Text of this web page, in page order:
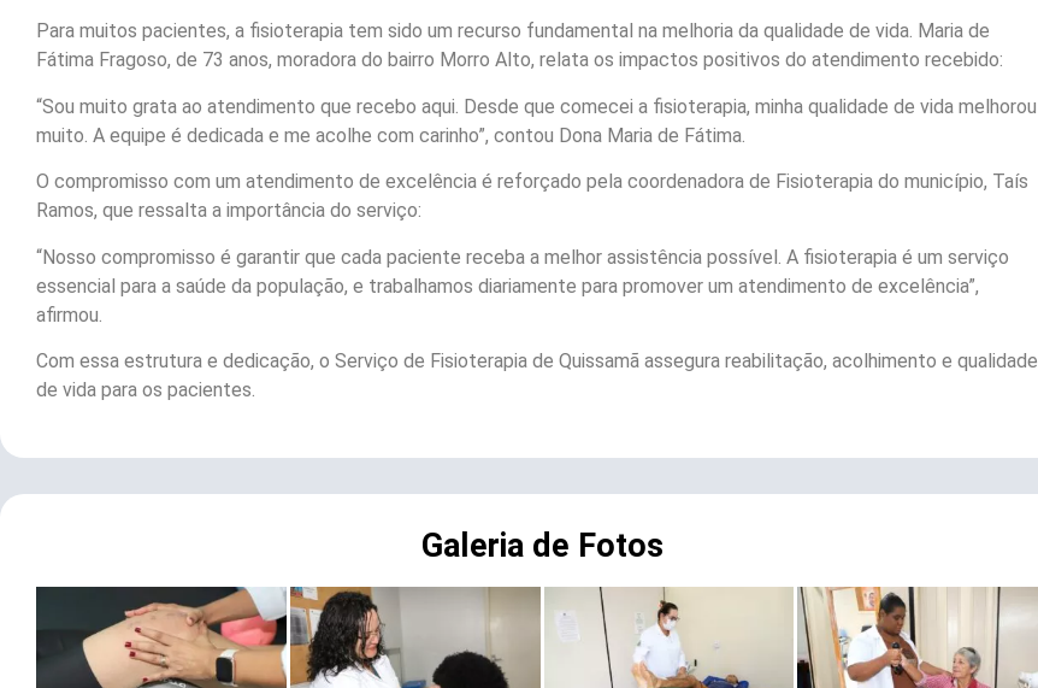
Para muitos pacientes, a fisioterapia tem sido um recurso fundamental na melhoria da qualidade de vida. Maria de
Fátima Fragoso, de 73 anos, moradora do bairro Morro Alto, relata os impactos positivos do atendimento recebido:
“Sou muito grata ao atendimento que recebo aqui. Desde que comecei a fisioterapia, minha qualidade de vida melhorou
muito. A equipe é dedicada e me acolhe com carinho”, contou Dona Maria de Fátima.
O compromisso com um atendimento de excelência é reforçado pela coordenadora de Fisioterapia do município, Taís
Ramos, que ressalta a importância do serviço:
“Nosso compromisso é garantir que cada paciente receba a melhor assistência possível. A fisioterapia é um serviço
essencial para a saúde da população, e trabalhamos diariamente para promover um atendimento de excelência”,
afirmou.
Com essa estrutura e dedicação, o Serviço de Fisioterapia de Quissamã assegura reabilitação, acolhimento e qualidade
de vida para os pacientes.
Galeria de Fotos